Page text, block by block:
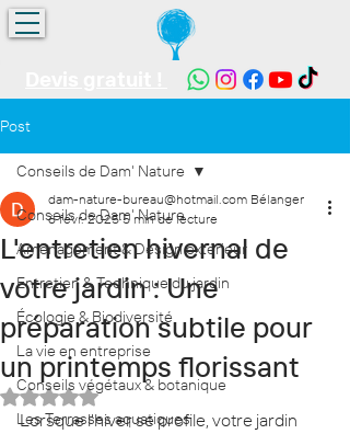
Post
Conseils de Dam' Nature
Aménagement & Design extérieur
Entretien & Technique du jardin
Écologie & Biodiversité
La vie en entreprise
Conseils végétaux & botanique
Les Terrasses aquatiques
Conseils de Dam' Nature
L'entretien hivernal de
votre jardin : Une
préparation subtile pour
un printemps florissant
dam-nature-bureau@hotmail.com Bélanger
6 févr. 2025 5 min de lecture
Noté NaN étoiles sur 5.
Lorsque l'hiver se profile, votre jardin